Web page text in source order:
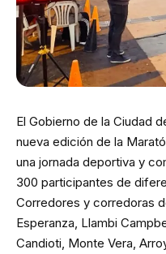
El Gobierno de la Ciudad
nueva edición de la
una jornada deportiva y
300 participantes de
Corredores y corredoras
Esperanza, Llambi
Candioti, Monte Vera,